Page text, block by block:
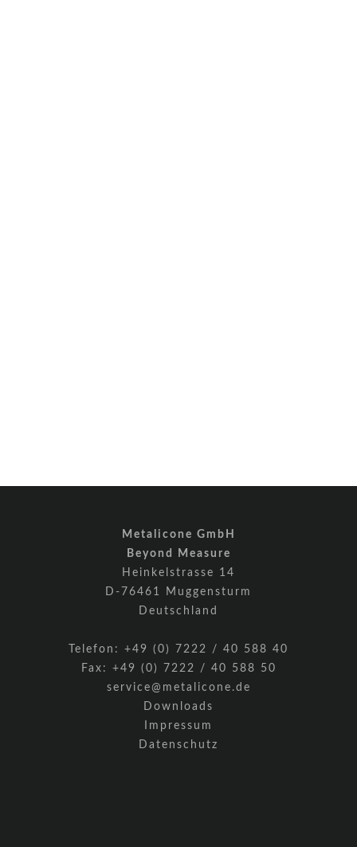
Metalicone GmbH
Beyond Measure
Heinkelstrasse 14
D-76461 Muggensturm
Deutschland
Telefon: +49 (0) 7222 / 40 588 40
Fax: +49 (0) 7222 / 40 588 50
service@metalicone.de
Downloads
Impressum
Datenschutz